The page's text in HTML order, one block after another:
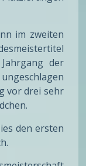
im zweiten
der
vor drei sehr
den ersten